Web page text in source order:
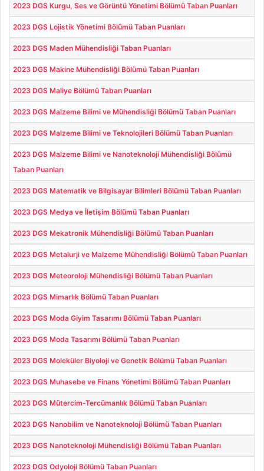
2023 DGS Kurgu, Ses ve Görüntü Yönetimi Bölümü Taban Puanları
2023 DGS Lojistik Yönetimi Bölümü Taban Puanları
2023 DGS Maden Mühendisliği Taban Puanları
2023 DGS Makine Mühendisliği Bölümü Taban Puanları
2023 DGS Maliye Bölümü Taban Puanları
2023 DGS Malzeme Bilimi ve Mühendisliği Bölümü Taban Puanları
2023 DGS Malzeme Bilimi ve Teknolojileri Bölümü Taban Puanları
2023 DGS Malzeme Bilimi ve Nanoteknoloji Mühendisliği Bölümü
Taban Puanları
2023 DGS Matematik ve Bilgisayar Bilimleri Bölümü Taban Puanları
2023 DGS Medya ve İletişim Bölümü Taban Puanları
2023 DGS Mekatronik Mühendisliği Bölümü Taban Puanları
2023 DGS Metalurji ve Malzeme Mühendisliği Bölümü Taban Puanları
2023 DGS Meteoroloji Mühendisliği Bölümü Taban Puanları
2023 DGS Mimarlık Bölümü Taban Puanları
2023 DGS Moda Giyim Tasarımı Bölümü Taban Puanları
2023 DGS Moda Tasarımı Bölümü Taban Puanları
2023 DGS Moleküler Biyoloji ve Genetik Bölümü Taban Puanları
2023 DGS Muhasebe ve Finans Yönetimi Bölümü Taban Puanları
2023 DGS Mütercim-Tercümanlık Bölümü Taban Puanları
2023 DGS Nanobilim ve Nanoteknoloji Bölümü Taban Puanları
2023 DGS Nanoteknoloji Mühendisliği Bölümü Taban Puanları
2023 DGS Odyoloji Bölümü Taban Puanları